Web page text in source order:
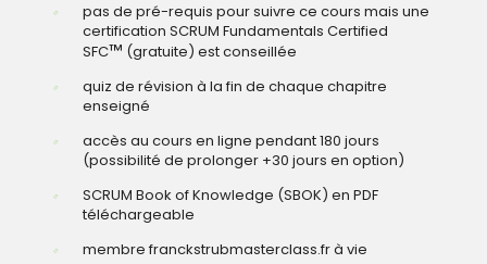
pas de pré-requis pour suivre ce cours mais une
certification SCRUM Fundamentals Certified
SFC™ (gratuite) est conseillée
quiz de révision à la fin de chaque chapitre
enseigné
accès au cours en ligne pendant 180 jours
(possibilité de prolonger +30 jours en option)
SCRUM Book of Knowledge (SBOK) en PDF
téléchargeable
membre franckstrubmasterclass.fr à vie